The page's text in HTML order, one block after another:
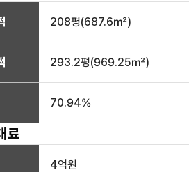
208평(687.6㎡)
293.2평(969.25㎡)
70.94%
료
4억원